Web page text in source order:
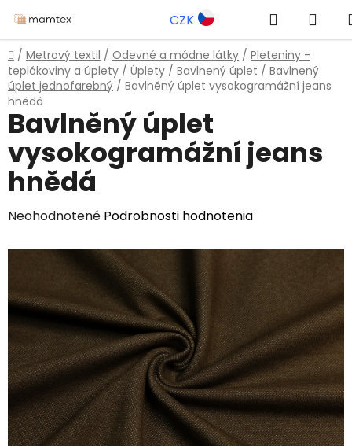
na
obsah
CZK Hľadať
Domov
/ Metrový textil / Odevné a módne látky / Pleteniny -
teplákoviny a úplety / Úplety / Bavlnený úplet / Bavlnený
úplet jednofarebný / Bavlněný úplet vysokogramážní jeans
hnědá
Bavlněný úplet
vysokogramážní jeans
hnědá
Priemerné
produktu
0,0
z
5
hviezdičiek.
Neohodnotené Podrobnosti hodnotenia